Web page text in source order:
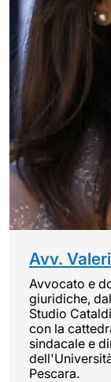
Avv.
Avvocato e
giuridiche,
Studio
con la
sindacale e
Pescara.